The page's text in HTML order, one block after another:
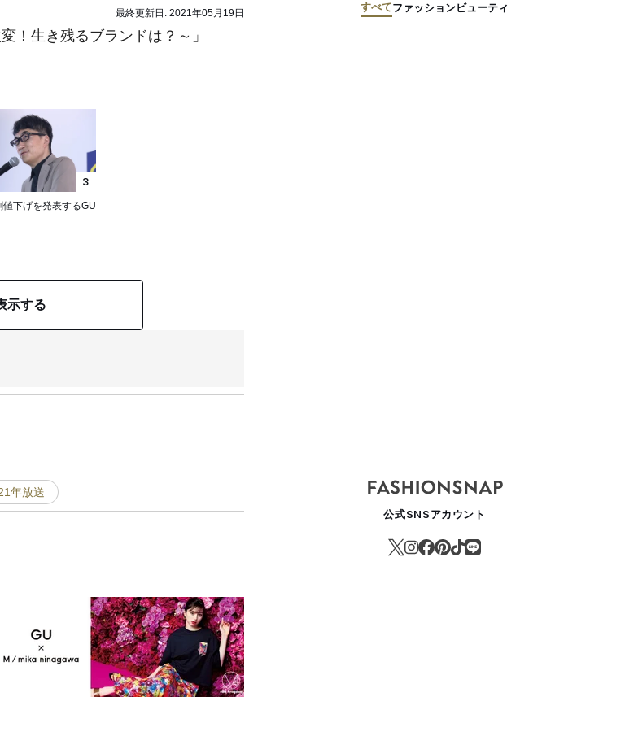
最終更新日: 2021年05月19日
！生き残るブランドは？～」
3
値下げを発表するGU
示する
年放送
すべてファッションビューティ
公式SNSアカウント